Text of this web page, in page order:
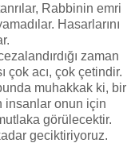
Rabbinin emri
Hasarlarını
zaman
çok acı, çok çetindir.
muhakkak ki, bir
insanlar onun için
görülecektir.
geciktiriyoruz.